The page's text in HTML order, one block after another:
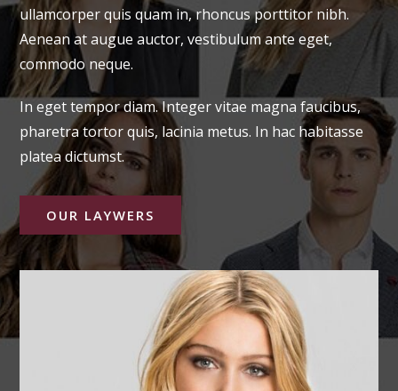
ullamcorper quis quam in, rhoncus porttitor nibh.
Aenean at augue auctor, vestibulum ante eget,
commodo neque.
In eget tempor diam. Integer vitae magna faucibus,
pharetra tortor quis, lacinia metus. In hac habitasse
platea dictumst.
OUR LAYWERS